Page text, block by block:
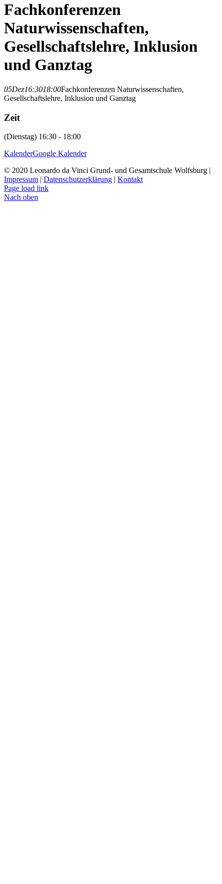
Fachkonferenzen
Naturwissenschaften,
Gesellschaftslehre, Inklusion
und Ganztag
05Dez16:3018:00Fachkonferenzen Naturwissenschaften,
Gesellschaftslehre, Inklusion und Ganztag
Zeit
(Dienstag) 16:30 - 18:00
KalenderGoogle Kalender
© 2020 Leonardo da Vinci Grund- und Gesamtschule Wolfsburg |
Impressum | Datenschutzerklärung | Kontakt
Page load link
Nach oben